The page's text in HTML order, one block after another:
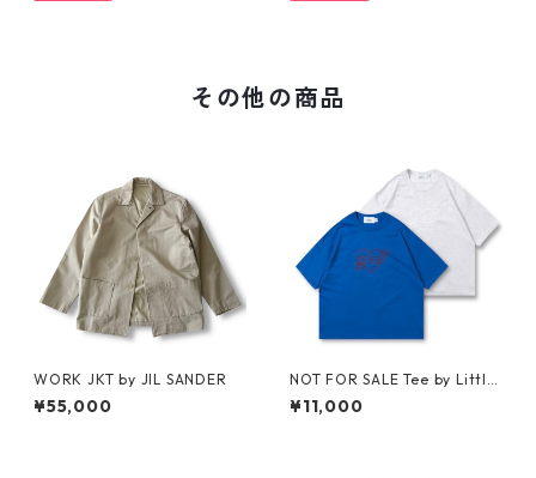
その他の商品
WORK JKT by JIL SANDER
¥55,000
NOT FOR SALE Tee by Little
Yarmouth
¥11,000